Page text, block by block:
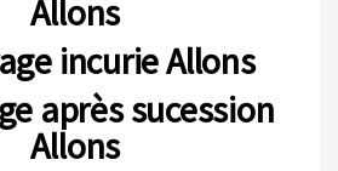
Allons
incurie Allons
après sucession
Allons